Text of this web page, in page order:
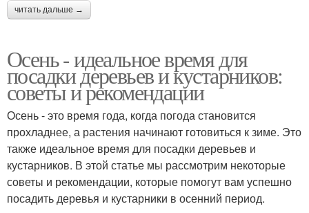
читать дальше →
Осень - идеальное время для
посадки деревьев и кустарников:
советы и рекомендации
Осень - это время года, когда погода становится
прохладнее, а растения начинают готовиться к зиме. Это
также идеальное время для посадки деревьев и
кустарников. В этой статье мы рассмотрим некоторые
советы и рекомендации, которые помогут вам успешно
посадить деревья и кустарники в осенний период.